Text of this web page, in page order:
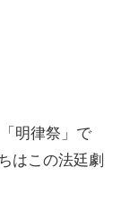
明律祭」で
はこの法廷劇